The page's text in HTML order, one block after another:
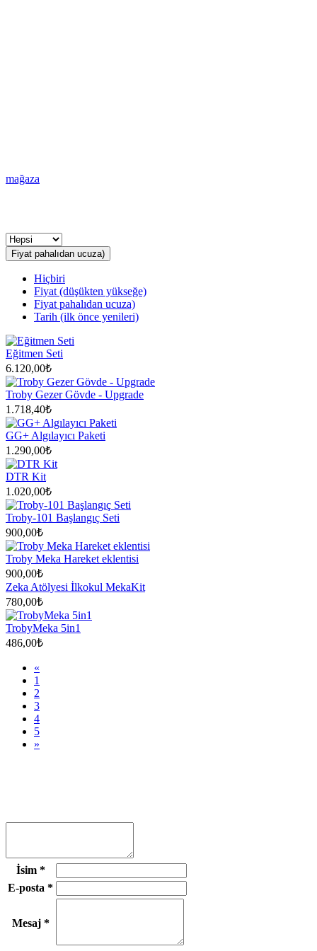
mağaza
Fiyat pahalıdan ucuza)
Hiçbiri
Fiyat (düşükten yükseğe)
Fiyat pahalıdan ucuza)
Tarih (ilk önce yenileri)
Eğitmen Seti
6.120,00₺
Troby Gezer Gövde - Upgrade
1.718,40₺
GG+ Algılayıcı Paketi
1.290,00₺
DTR Kit
1.020,00₺
Troby-101 Başlangıç Seti
900,00₺
Troby Meka Hareket eklentisi
900,00₺
Zeka Atölyesi İlkokul MekaKit
780,00₺
TrobyMeka 5in1
486,00₺
«
1
2
3
4
5
»
İsim*
E-posta *
Mesaj*